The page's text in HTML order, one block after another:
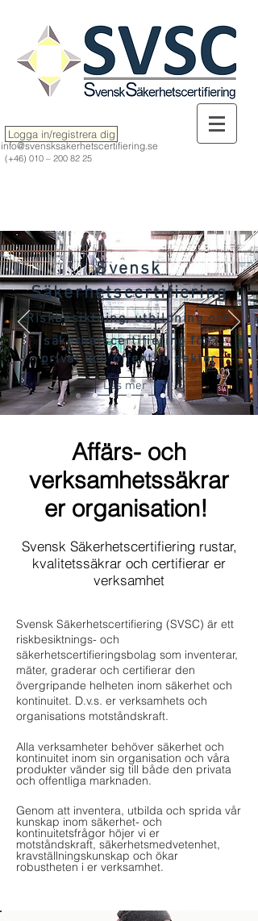
(+46) 010 – 200 82 25
info@svensksakerhetscertifiering.se
Logga in/registrera dig
Svensk Säkerhetscertifiering (SVSC) är ett
riskbesiktnings- och
säkerhetscertifieringsbolag som inventerar,
mäter, graderar och certifierar den
övergripande helheten inom säkerhet och
kontinuitet. D.v.s. er verksamhets och
organisations motståndskraft.
Alla verksamheter behöver säkerhet och
kontinuitet inom sin organisation och våra
produkter vänder sig till både den privata
och offentliga marknaden.
Genom att inventera, utbilda och sprida vår
kunskap inom säkerhet- och
kontinuitetsfrågor höjer vi er
motståndskraft, säkerhetsmedvetenhet,
kravställningskunskap och ökar
robustheten i er verksamhet.
Läs mer
Svensk
Säkerhetscertifiering
Riskbesiktning, utbildning och
säkerhetscertifiering för
privat och offentlig sektor
Affärs- och
verksamhetssäkrar
er organisation!
Svensk Säkerhetscertifiering rustar,
kvalitetssäkrar och certifierar er
verksamhet